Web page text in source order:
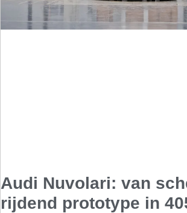
Audi Nuvolari: van
rijdend prototype in